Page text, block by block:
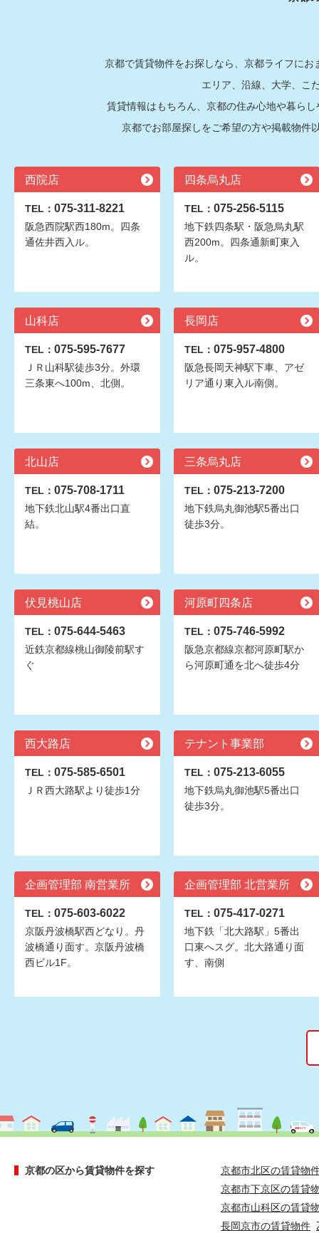
京都で賃貸物件をお探しなら、京都ライフに
エリア、沿線、大学、こ
賃貸情報はもちろん、京都の住み心地や暮ら
京都でお部屋探しをご希望の方や掲載物件
西院店
TEL： 075-311-8221
阪急西院駅西180m。四条
通佐井西入ル。
四条烏丸店
TEL： 075-256-5115
地下鉄四条駅・阪急烏丸駅
西200m。四条通新町東入
ル。
山科店
TEL： 075-595-7677
ＪＲ山科駅徒歩3分。外環
三条東へ100m、北側。
長岡店
TEL： 075-957-4800
阪急長岡天神駅下車、アゼ
リア通り東入ル南側。
北山店
TEL： 075-708-1711
地下鉄北山駅4番出口直
結。
三条烏丸店
TEL： 075-213-7200
地下鉄烏丸御池駅5番出口
徒歩3分。
伏見桃山店
TEL： 075-644-5463
近鉄京都線桃山御陵前駅す
ぐ
河原町四条店
TEL： 075-746-5992
阪急京都線京都河原町駅か
ら河原町通を北へ徒歩4分
西大路店
TEL： 075-585-6501
ＪＲ西大路駅より徒歩1分
テナント事業部
TEL： 075-213-6055
地下鉄烏丸御池駅5番出口
徒歩3分。
企画管理部 南営業所
TEL： 075-603-6022
京阪丹波橋駅西どなり。丹
波橋通り面す。京阪丹波橋
西ビル1F。
企画管理部 北営業所
TEL： 075-417-0271
地下鉄「北大路駅」5番出
口東へスグ。北大路通り面
す、南側
京都の区から賃貸物件を探す
京都市北区の賃貸物
京都市下京区の賃貸
京都市山科区の賃貸
長岡京市の賃貸物件